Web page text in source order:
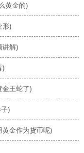
黄金的)
形)
讲解)
)
金王蛇了)
)
金作为货币呢)